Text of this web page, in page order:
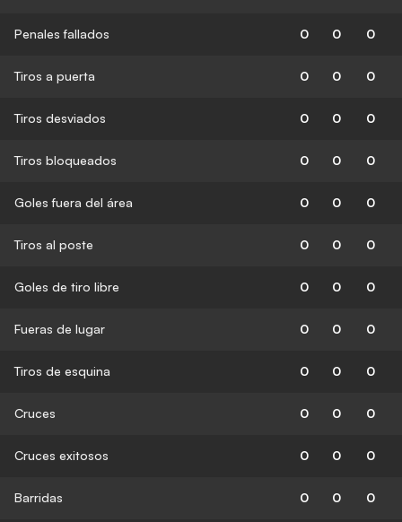
Penales fallados 0 0 0
Tiros a puerta 0 0 0
Tiros desviados 0 0 0
Tiros bloqueados 0 0 0
Goles fuera del área 0 0 0
Tiros al poste 0 0 0
Goles de tiro libre 0 0 0
Fueras de lugar 0 0 0
Tiros de esquina 0 0 0
Cruces 0 0 0
Cruces exitosos 0 0 0
Barridas 0 0 0